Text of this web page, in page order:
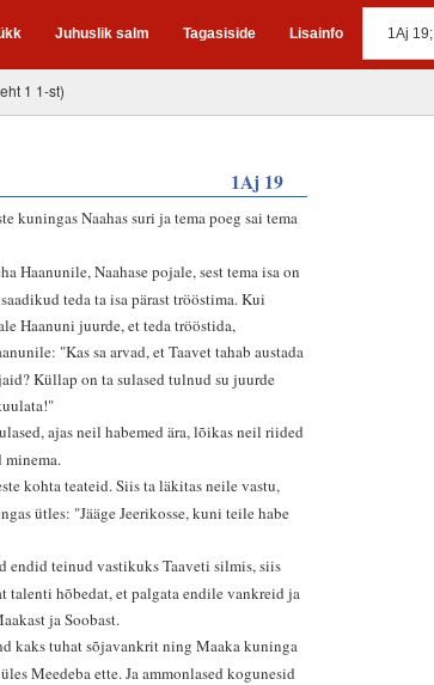
Juhuslik salm Tagasiside Lisainfo
1 1-st)
1Aj 19
kuningas Naahas suri ja tema poeg sai tema
Haanunile, Naahase pojale, sest tema isa on
teda ta isa pärast trööstima. Kui
Haanuni juurde, et teda trööstida,
"Kas sa arvad, et Taavet tahab austada
Küllap on ta sulased tulnud su juurde
ajas neil habemed ära, lõikas neil riided
kohta teateid. Siis ta läkitas neile vastu,
ütles: "Jääge Jeerikosse, kuni teile habe
endid teinud vastikuks Taaveti silmis, siis
talenti hõbedat, et palgata endile vankreid ja
ja Soobast.
kaks tuhat sõjavankrit ning Maaka kuninga
Meedeba ette. Ja ammonlased kogunesid